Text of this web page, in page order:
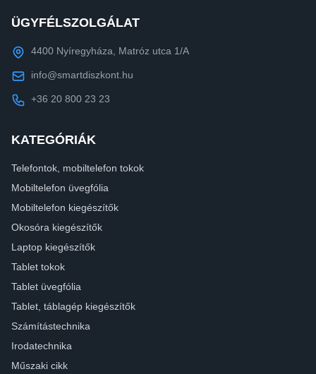
ÜGYFÉLSZOLGÁLAT
4400 Nyíregyháza, Matróz utca 1/A
info@smartdiszkont.hu
+36 20 800 23 23
KATEGÓRIÁK
Telefontok, mobiltelefon tokok
Mobiltelefon üvegfólia
Mobiltelefon kiegészítők
Okosóra kiegészítők
Laptop kiegészítők
Tablet tokok
Tablet üvegfólia
Tablet, táblagép kiegészítők
Számítástechnika
Irodatechnika
Műszaki cikk